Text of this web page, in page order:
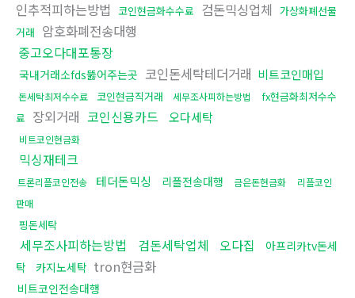
인추적피하는방법 코인현금화수수료 검돈믹싱업체 가상화폐선물
거래 암호화폐전송대행
중고오다대포통장
국내거래소fds뚫어주는곳 코인돈세탁테더거래 비트코인매입
돈세탁최저수수료 코인현금직거래 세무조사피하는방법
fx현금화최저수수
료 장외거래 코인신용카드 오다세탁
비트코인현금화
믹싱재테크
트론리플코인전송 테더돈믹싱 리플전송대행 금은돈현금화
리플코인
판매
핑돈세탁
세무조사피하는방법 검돈세탁업체 오다집
아프리카tv돈세
탁
카지노세탁 tron현금화
비트코인전송대행